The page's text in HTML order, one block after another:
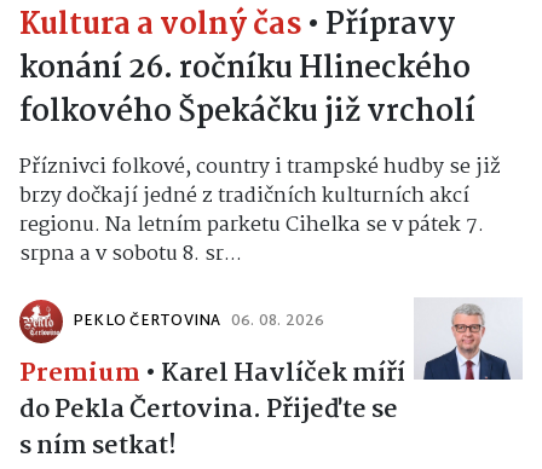
Kultura a volný čas• Přípravy
konání 26. ročníku Hlineckého
folkového Špekáčku již vrcholí
Příznivci folkové, country i trampské hudby se již
brzy dočkají jedné z tradičních kulturních akcí
regionu. Na letním parketu Cihelka se v pátek 7.
srpna a v sobotu 8. sr...
PEKLO ČERTOVINA 06. 08. 2026
Premium • Karel Havlíček míří
do Pekla Čertovina. Přijeďte se
s ním setkat!